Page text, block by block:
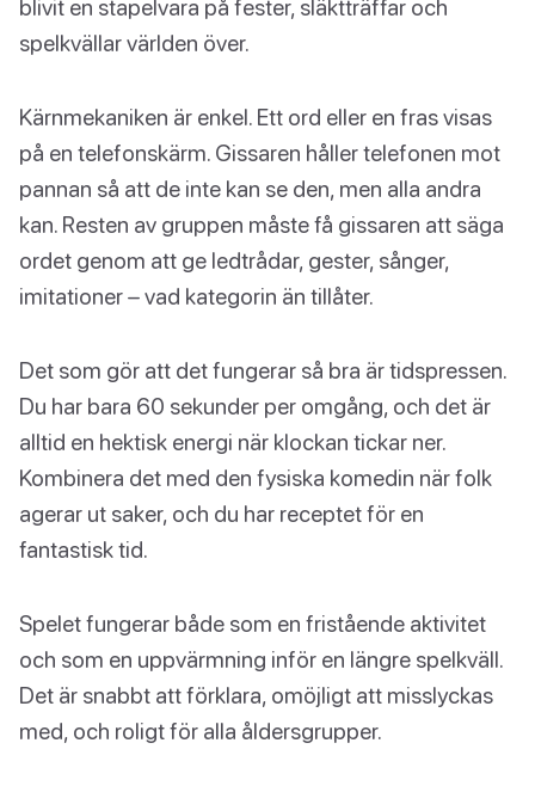
blivit en stapelvara på fester, släktträffar och
spelkvällar världen över.
Kärnmekaniken är enkel. Ett ord eller en fras visas
på en telefonskärm. Gissaren håller telefonen mot
pannan så att de inte kan se den, men alla andra
kan. Resten av gruppen måste få gissaren att säga
ordet genom att ge ledtrådar, gester, sånger,
imitationer – vad kategorin än tillåter.
Det som gör att det fungerar så bra är tidspressen.
Du har bara 60 sekunder per omgång, och det är
alltid en hektisk energi när klockan tickar ner.
Kombinera det med den fysiska komedin när folk
agerar ut saker, och du har receptet för en
fantastisk tid.
Spelet fungerar både som en fristående aktivitet
och som en uppvärmning inför en längre spelkväll.
Det är snabbt att förklara, omöjligt att misslyckas
med, och roligt för alla åldersgrupper.